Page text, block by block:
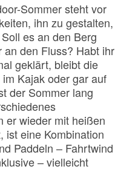
Sommer steht vor
ihn zu gestalten,
es an den Berg
den Fluss? Habt ihr
geklärt, bleibt die
Kajak oder gar auf
der Sommer lang
er wieder mit heißen
ist eine Kombination
Paddeln – Fahrtwind
– vielleicht